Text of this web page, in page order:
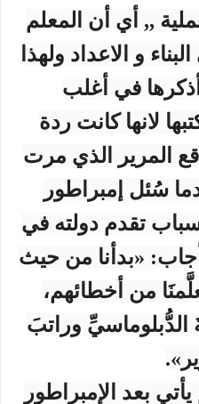
,, أي أن المعلم
و الاعداد ولهذا
أذكرها في أغلب
لانها كانت ردة
المرير الذي مرت
سُئل إمبراطور
تقدم دولته في
«بدأنا من حيث
من أخطائهم،
الدُّبلوماسيِّ وراتبَ
بعد الإمبراطور